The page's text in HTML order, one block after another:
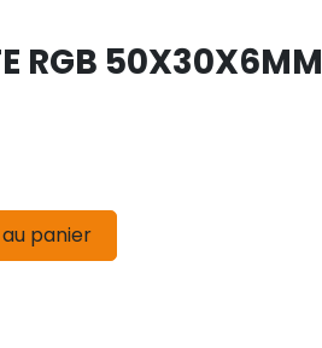
RGB 50X30X6MM
panier